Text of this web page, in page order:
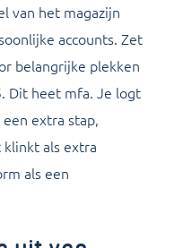
van het magazijn
accounts. Zet
belangrijke plekken
Dit heet mfa. Je logt
extra stap,
klinkt als extra
als een